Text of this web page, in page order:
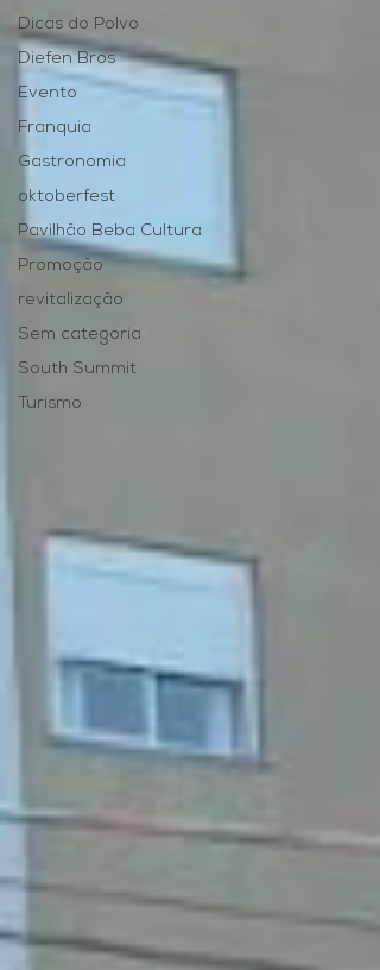
Dicas do Polvo
Diefen Bros
Evento
Franquia
Gastronomia
oktoberfest
Pavilhão Beba Cultura
Promoção
revitalização
Sem categoria
South Summit
Turismo